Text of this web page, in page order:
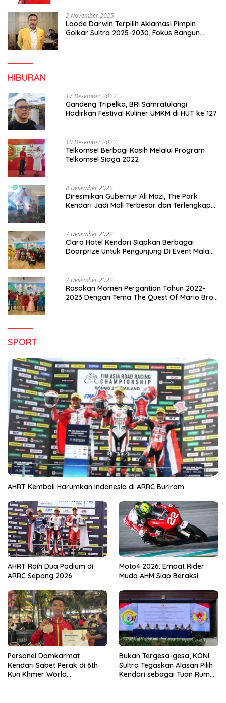
2 November 2025
Laode Darwin Terpilih Aklamasi Pimpin
Golkar Sultra 2025-2030, Fokus Bangun
HIBURAN
17 Desember 2022
Gandeng Tripelka, BRI Samratulangi
Hadirkan Festival Kuliner UMKM di HUT ke 127
10 Desember 2022
Telkomsel Berbagi Kasih Melalui Program
Telkomsel Siaga 2022
8 Desember 2022
Diresmikan Gubernur Ali Mazi, The Park
Kendari Jadi Mall Terbesar dan Terlengkap
7 Desember 2022
Claro Hotel Kendari Siapkan Berbagai
Doorprize Untuk Pengunjung Di Event Malam
7 Desember 2022
Rasakan Momen Pergantian Tahun 2022-
2023 Dengan Tema The Quest Of Mario Bros
SPORT
AHRT Kembali Harumkan Indonesia di ARRC Buriram
AHRT Raih Dua Podium di
ARRC Sepang 2026
Moto4 2026: Empat Rider
Muda AHM Siap Beraksi
Personel Damkarmat
Kendari Sabet Perak di 6th
Kun Khmer World
Bukan Tergesa-gesa, KONI
Sultra Tegaskan Alasan Pilih
Kendari sebagai Tuan Rumah